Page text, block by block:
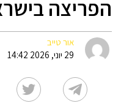
הפריצה
אור טייב
29 יוני, 2026 14:42